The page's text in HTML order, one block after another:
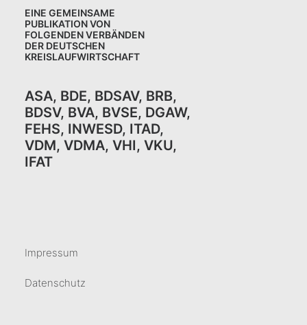
EINE GEMEINSAME
PUBLIKATION VON
FOLGENDEN VERBÄNDEN
DER DEUTSCHEN
KREISLAUFWIRTSCHAFT
ASA, BDE, BDSAV, BRB,
BDSV, BVA, BVSE, DGAW,
FEHS, INWESD, ITAD,
VDM, VDMA, VHI, VKU,
IFAT
Impressum
Datenschutz